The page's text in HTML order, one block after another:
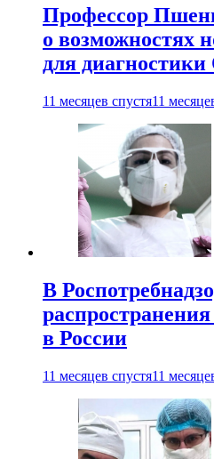
Профессор
о возможностях
для
11 месяцев спустя11
В
в России
11 месяцев спустя11